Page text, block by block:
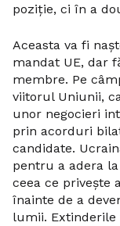
poziție, ci în a
Aceasta va fi
mandat UE, dar
membre. Pe
viitorul Uniunii,
unor negocieri
prin acorduri
candidate.
pentru a adera
ceea ce privește
înainte de a
lumii. Extinderile